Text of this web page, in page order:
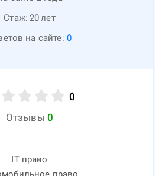
Стаж: 20лет
на сайте: 0
0
Отзывы 0
IT право